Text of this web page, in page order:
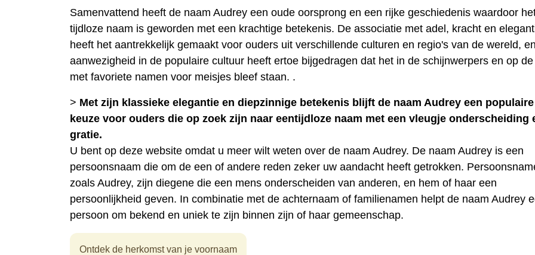
Samenvattend heeft de naam Audrey een oude oorsprong en een rijke geschiedenis waardoor
tijdloze naam is geworden met een krachtige betekenis. De associatie met adel, kracht en
heeft het aantrekkelijk gemaakt voor ouders uit verschillende culturen en regio's van de wereld,
aanwezigheid in de populaire cultuur heeft ertoe bijgedragen dat het in de schijnwerpers en op
met favoriete namen voor meisjes bleef staan. .
> Met zijn klassieke elegantie en diepzinnige betekenis blijft de naam Audrey een populaire
keuze voor ouders die op zoek zijn naar eentijdloze naam met een vleugje onderscheiding
gratie.
U bent op deze website omdat u meer wilt weten over de naam Audrey. De naam Audrey is een
persoonsnaam die om de een of andere reden zeker uw aandacht heeft getrokken.
zoals Audrey, zijn diegene die een mens onderscheiden van anderen, en hem of haar een
persoonlijkheid geven. In combinatie met de achternaam of familienamen helpt de naam Audrey
persoon om bekend en uniek te zijn binnen zijn of haar gemeenschap.
Ontdek de herkomst van je voornaam